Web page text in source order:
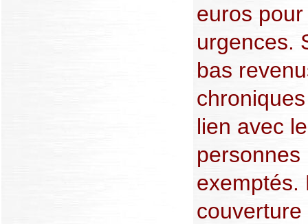
euros
urgences.
bas
lien avec
exemptés.